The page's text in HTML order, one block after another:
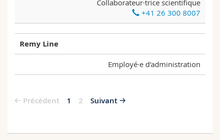
Collaborateur·trice scientifique
+41 26 300 8007
Remy Line
Employé·e d'administration
Précédent 1 2 Suivant